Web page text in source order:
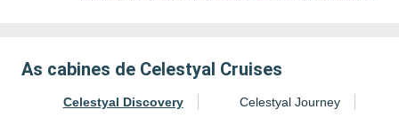
As cabines de Celestyal Cruises
Celestyal Discovery Celestyal Journey